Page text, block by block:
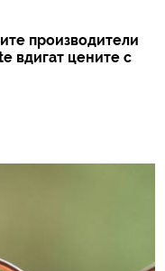
производители
вдигат цените с